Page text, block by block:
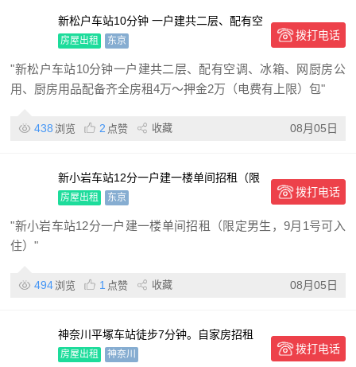
新松户车站10分钟 一户建共二层、配有空
调、冰箱、网厨房公用、厨房用品配备齐
全 房租4万～押金2万
房屋出租 东京 拨打电话
"新松户车站10分钟一户建共二层、配有空调、冰箱、网厨房公
用、厨房用品配备齐全房租4万～押金2万（电费有上限）包"
438 浏览 2 点赞 收藏 08月05日
新小岩车站12分一户建一楼单间招租（限
定男生，9月1号可入住）
房屋出租 东京 拨打电话
"新小岩车站12分一户建一楼单间招租（限定男生，9月1号可入
住）"
494浏览 1 点赞 收藏 08月05日
神奈川平塚车站徒步7分钟。自家房招租
房屋出租 神奈川 拨打电话